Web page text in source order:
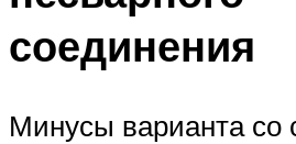
соединения
Минусы варианта со